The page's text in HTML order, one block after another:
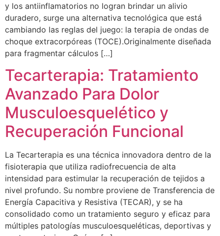
y los antiinflamatorios no logran brindar un alivio
duradero, surge una alternativa tecnológica que está
cambiando las reglas del juego: la terapia de ondas de
choque extracorpóreas (TOCE).Originalmente diseñada
para fragmentar cálculos […]
Tecarterapia: Tratamiento
Avanzado Para Dolor
Musculoesquelético y
Recuperación Funcional
La Tecarterapia es una técnica innovadora dentro de la
fisioterapia que utiliza radiofrecuencia de alta
intensidad para estimular la recuperación de tejidos a
nivel profundo. Su nombre proviene de Transferencia de
Energía Capacitiva y Resistiva (TECAR), y se ha
consolidado como un tratamiento seguro y eficaz para
múltiples patologías musculoesqueléticas, deportivas y